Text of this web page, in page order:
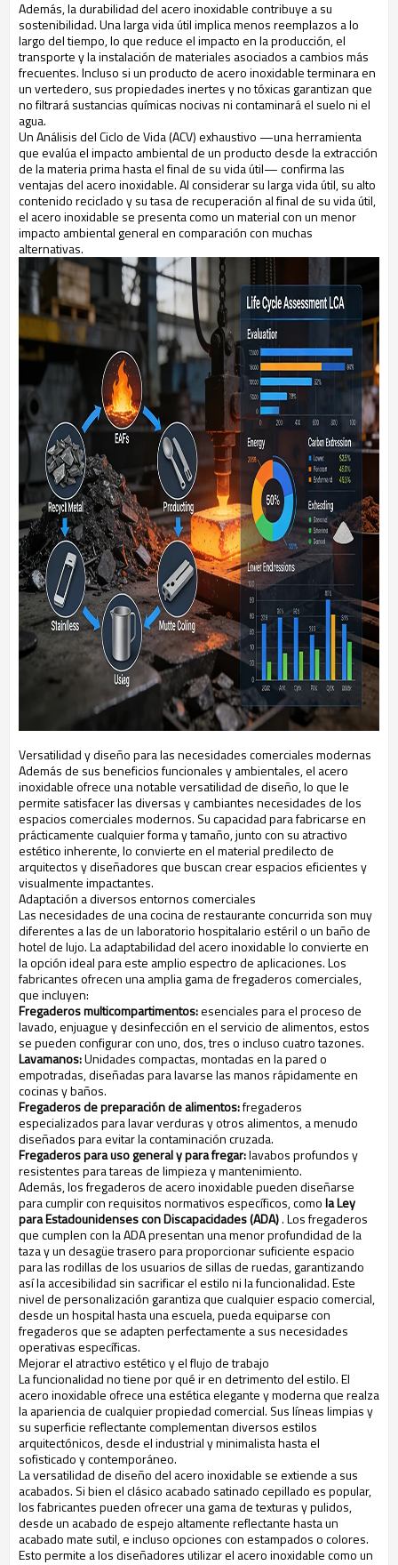
Además, la durabilidad del acero inoxidable contribuye a su
sostenibilidad. Una larga vida útil implica menos reemplazos a lo
largo del tiempo, lo que reduce el impacto en la producción, el
transporte y la instalación de materiales asociados a cambios más
frecuentes. Incluso si un producto de acero inoxidable terminara en
un vertedero, sus propiedades inertes y no tóxicas garantizan que
no filtrará sustancias químicas nocivas ni contaminará el suelo ni el
agua.
Un Análisis del Ciclo de Vida (ACV) exhaustivo —una herramienta
que evalúa el impacto ambiental de un producto desde la extracción
de la materia prima hasta el final de su vida útil— confirma las
ventajas del acero inoxidable. Al considerar su larga vida útil, su alto
contenido reciclado y su tasa de recuperación al final de su vida útil,
el acero inoxidable se presenta como un material con un menor
impacto ambiental general en comparación con muchas
alternativas.
Versatilidad y diseño para las necesidades comerciales modernas
Además de sus beneficios funcionales y ambientales, el acero
inoxidable ofrece una notable versatilidad de diseño, lo que le
permite satisfacer las diversas y cambiantes necesidades de los
espacios comerciales modernos. Su capacidad para fabricarse en
prácticamente cualquier forma y tamaño, junto con su atractivo
estético inherente, lo convierte en el material predilecto de
arquitectos y diseñadores que buscan crear espacios eficientes y
visualmente impactantes.
Adaptación a diversos entornos comerciales
Las necesidades de una cocina de restaurante concurrida son muy
diferentes a las de un laboratorio hospitalario estéril o un baño de
hotel de lujo. La adaptabilidad del acero inoxidable lo convierte en
la opción ideal para este amplio espectro de aplicaciones. Los
fabricantes ofrecen una amplia gama de fregaderos comerciales,
que incluyen:
Fregaderos multicompartimentos:esenciales para el proceso de
lavado, enjuague y desinfección en el servicio de alimentos, estos
se pueden configurar con uno, dos, tres o incluso cuatro tazones.
Lavamanos:Unidades compactas, montadas en la pared o
empotradas, diseñadas para lavarse las manos rápidamente en
cocinas y baños.
Fregaderos de preparación de alimentos:fregaderos
especializados para lavar verduras y otros alimentos, a menudo
diseñados para evitar la contaminación cruzada.
Fregaderos para uso general y para fregar:lavabos profundos y
resistentes para tareas de limpieza y mantenimiento.
Además, los fregaderos de acero inoxidable pueden diseñarse
para cumplir con requisitos normativos específicos, comola Ley
para Estadounidenses con Discapacidades (ADA). Los fregaderos
que cumplen con la ADA presentan una menor profundidad de la
taza y un desagüe trasero para proporcionar suficiente espacio
para las rodillas de los usuarios de sillas de ruedas, garantizando
así la accesibilidad sin sacrificar el estilo ni la funcionalidad. Este
nivel de personalización garantiza que cualquier espacio comercial,
desde un hospital hasta una escuela, pueda equiparse con
fregaderos que se adapten perfectamente a sus necesidades
operativas específicas.
Mejorar el atractivo estético y el flujo de trabajo
La funcionalidad no tiene por qué ir en detrimento del estilo. El
acero inoxidable ofrece una estética elegante y moderna que realza
la apariencia de cualquier propiedad comercial. Sus líneas limpias y
su superficie reflectante complementan diversos estilos
arquitectónicos, desde el industrial y minimalista hasta el
sofisticado y contemporáneo.
La versatilidad de diseño del acero inoxidable se extiende a sus
acabados. Si bien el clásico acabado satinado cepillado es popular,
los fabricantes pueden ofrecer una gama de texturas y pulidos,
desde un acabado de espejo altamente reflectante hasta un
acabado mate sutil, e incluso opciones con estampados o colores.
Esto permite a los diseñadores utilizar el acero inoxidable como un